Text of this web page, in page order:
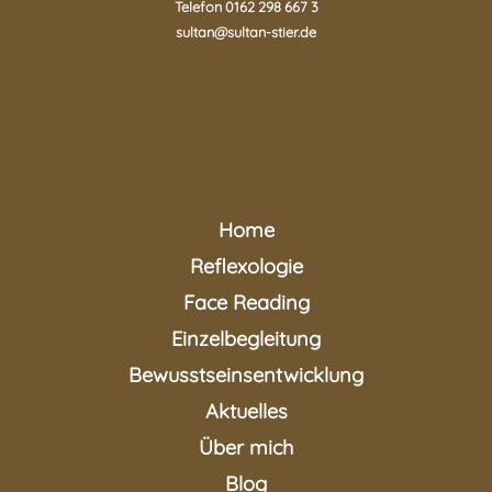
Telefon 0162 298 667 3
sultan@sultan-stier.de
Home
Reflexologie
Face Reading
Einzelbegleitung
Bewusstseinsentwicklung
Aktuelles
Über mich
Blog